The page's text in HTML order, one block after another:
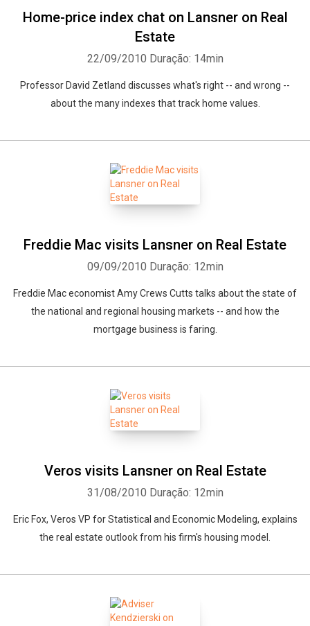
Home-price index chat on Lansner on Real
Estate
22/09/2010 Duração: 14min
Professor David Zetland discusses what's right -- and wrong --
about the many indexes that track home values.
Freddie Mac visits Lansner on Real Estate
09/09/2010 Duração: 12min
Freddie Mac economist Amy Crews Cutts talks about the state of
the national and regional housing markets -- and how the
mortgage business is faring.
Veros visits Lansner on Real Estate
31/08/2010 Duração: 12min
Eric Fox, Veros VP for Statistical and Economic Modeling, explains
the real estate outlook from his firm's housing model.
Facebook